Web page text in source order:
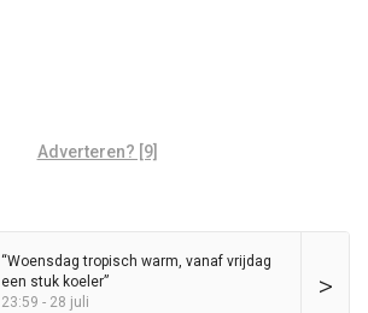
Adverteren? [9]
>
“Woensdag tropisch warm, vanaf vrijdag
een stuk koeler”
23:59 - 28 juli